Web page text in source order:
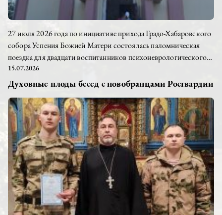
27 июля 2026 года по инициативе прихода Градо-Хабаровского
собора Успения Божией Матери состоялась паломническая
поездка для двадцати воспитанников психоневрологического
интерната села Тополево. Вместе с воспитателями они впервые
посетили святыню Хабаровской земли — Петропавловский
событием. Чтобы дорога прошла легко и радостно, прихожане
заранее подготовили угощение: заботливо испеченную выпечку
и мороженое помогли скрасить путь...
15.07.2026
Духовные плоды бесед с новобранцами Росгвардии